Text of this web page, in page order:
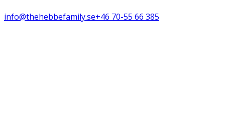
info@thehebbefamily.se+46 70-55 66 385